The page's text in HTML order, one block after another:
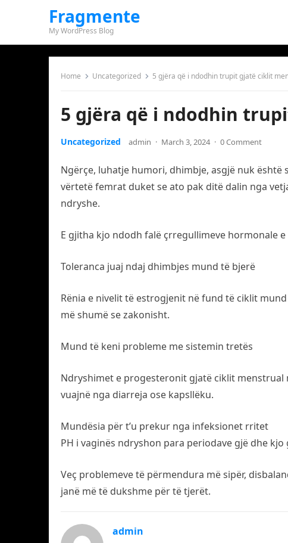
Fragmente
My WordPress Blog
Home Uncategorized 5 gjëra që i ndodhin trupit gjatë ciklit
5 gjëra që i ndodhin
Uncategorized admin · March 3, 2024 · 0 Comment
Ngërçe, luhatje humori, dhimbje, asgjë nuk
vërtetë femrat duket se ato pak ditë dalin nga
ndryshe.
E gjitha kjo ndodh falë çrregullimeve hormonale
Toleranca juaj ndaj dhimbjes mund të bjerë
Rënia e nivelit të estrogjenit në fund të ciklit
më shumë se zakonisht.
Mund të keni probleme me sistemin tretës
Ndryshimet e progesteronit gjatë ciklit
vuajnë nga diarreja ose kapsllëku.
Mundësia për t’u prekur nga infeksionet rritet
PH i vaginës ndryshon para periodave gjë dhe
Veç problemeve të përmendura më sipër,
janë më të dukshme për të tjerët.
admin